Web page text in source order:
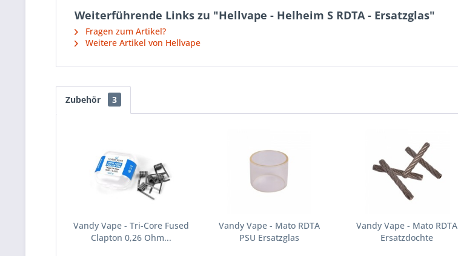
Weiterführende Links zu "Hellvape - Helheim S RDTA - Ersatzglas"
Fragen zum Artikel?
Weitere Artikel von Hellvape
Zubehör 3
Vandy Vape - Tri-Core Fused
Clapton 0,26 Ohm...
Vandy Vape - Mato RDTA
PSU Ersatzglas
Vandy Vape - Mato RDTA
Ersatzdochte